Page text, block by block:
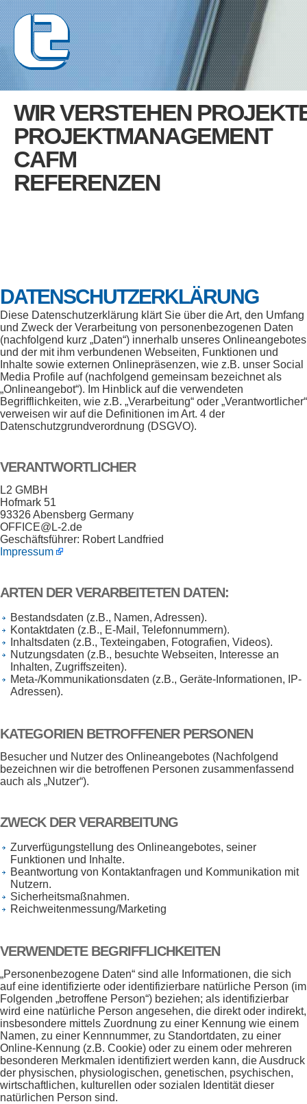
WIR VERSTEHEN
PROJEKTMANAGEMENT
CAFM
REFERENZEN
DATENSCHUTZERKLÄRUNG
Diese Datenschutzerklärung klärt Sie über die Art, den Umfang
und Zweck der Verarbeitung von personenbezogenen Daten
(nachfolgend kurz „Daten“) innerhalb unseres Onlineangebotes
und der mit ihm verbundenen Webseiten, Funktionen und
Inhalte sowie externen Onlinepräsenzen, wie z.B. unser Social
Media Profile auf (nachfolgend gemeinsam bezeichnet als
„Onlineangebot“). Im Hinblick auf die verwendeten
Begrifflichkeiten, wie z.B. „Verarbeitung“ oder „Verantwortlicher“
verweisen wir auf die Definitionen im Art. 4 der
Datenschutzgrundverordnung (DSGVO).
VERANTWORTLICHER
L2 GMBH
Hofmark 51
93326 Abensberg Germany
OFFICE@L-2.de
Geschäftsführer: Robert Landfried
Impressum
ARTEN DER VERARBEITETEN DATEN:
Bestandsdaten (z.B., Namen, Adressen).
Kontaktdaten (z.B., E-Mail, Telefonnummern).
Inhaltsdaten (z.B., Texteingaben, Fotografien, Videos).
Nutzungsdaten (z.B., besuchte Webseiten, Interesse an
Inhalten, Zugriffszeiten).
Meta-/Kommunikationsdaten (z.B., Geräte-Informationen, IP-
Adressen).
KATEGORIEN BETROFFENER PERSONEN
Besucher und Nutzer des Onlineangebotes (Nachfolgend
bezeichnen wir die betroffenen Personen zusammenfassend
auch als „Nutzer“).
ZWECK DER VERARBEITUNG
Zurverfügungstellung des Onlineangebotes, seiner
Funktionen und Inhalte.
Beantwortung von Kontaktanfragen und Kommunikation mit
Nutzern.
Sicherheitsmaßnahmen.
Reichweitenmessung/Marketing
VERWENDETE BEGRIFFLICHKEITEN
„Personenbezogene Daten“ sind alle Informationen, die sich
auf eine identifizierte oder identifizierbare natürliche Person (im
Folgenden „betroffene Person“) beziehen; als identifizierbar
wird eine natürliche Person angesehen, die direkt oder indirekt,
insbesondere mittels Zuordnung zu einer Kennung wie einem
Namen, zu einer Kennnummer, zu Standortdaten, zu einer
Online-Kennung (z.B. Cookie) oder zu einem oder mehreren
besonderen Merkmalen identifiziert werden kann, die Ausdruck
der physischen, physiologischen, genetischen, psychischen,
wirtschaftlichen, kulturellen oder sozialen Identität dieser
natürlichen Person sind.